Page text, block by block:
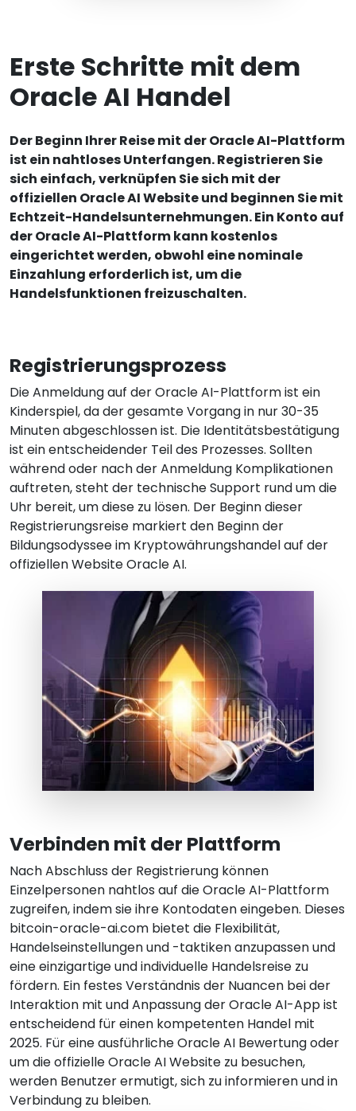
Erste Schritte mit dem
Oracle AI Handel
Der Beginn Ihrer Reise mit der Oracle AI-Plattform
ist ein nahtloses Unterfangen. Registrieren Sie
sich einfach, verknüpfen Sie sich mit der
offiziellen Oracle AI Website und beginnen Sie mit
Echtzeit-Handelsunternehmungen. Ein Konto auf
der Oracle AI-Plattform kann kostenlos
eingerichtet werden, obwohl eine nominale
Einzahlung erforderlich ist, um die
Handelsfunktionen freizuschalten.
Registrierungsprozess
Die Anmeldung auf der Oracle AI-Plattform ist ein
Kinderspiel, da der gesamte Vorgang in nur 30-35
Minuten abgeschlossen ist. Die Identitätsbestätigung
ist ein entscheidender Teil des Prozesses. Sollten
während oder nach der Anmeldung Komplikationen
auftreten, steht der technische Support rund um die
Uhr bereit, um diese zu lösen. Der Beginn dieser
Registrierungsreise markiert den Beginn der
Bildungsodyssee im Kryptowährungshandel auf der
offiziellen Website Oracle AI.
Verbinden mit der Plattform
Nach Abschluss der Registrierung können
Einzelpersonen nahtlos auf die Oracle AI-Plattform
zugreifen, indem sie ihre Kontodaten eingeben. Dieses
bitcoin-oracle-ai.com bietet die Flexibilität,
Handelseinstellungen und -taktiken anzupassen und
eine einzigartige und individuelle Handelsreise zu
fördern. Ein festes Verständnis der Nuancen bei der
Interaktion mit und Anpassung der Oracle AI-App ist
entscheidend für einen kompetenten Handel mit
2025. Für eine ausführliche Oracle AI Bewertung oder
um die offizielle Oracle AI Website zu besuchen,
werden Benutzer ermutigt, sich zu informieren und in
Verbindung zu bleiben.